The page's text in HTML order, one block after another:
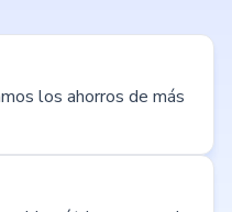
los ahorros de más